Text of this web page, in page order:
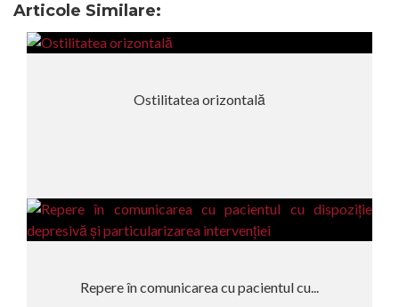
Articole Similare:
Ostilitatea orizontală
Repere în comunicarea cu pacientul cu...